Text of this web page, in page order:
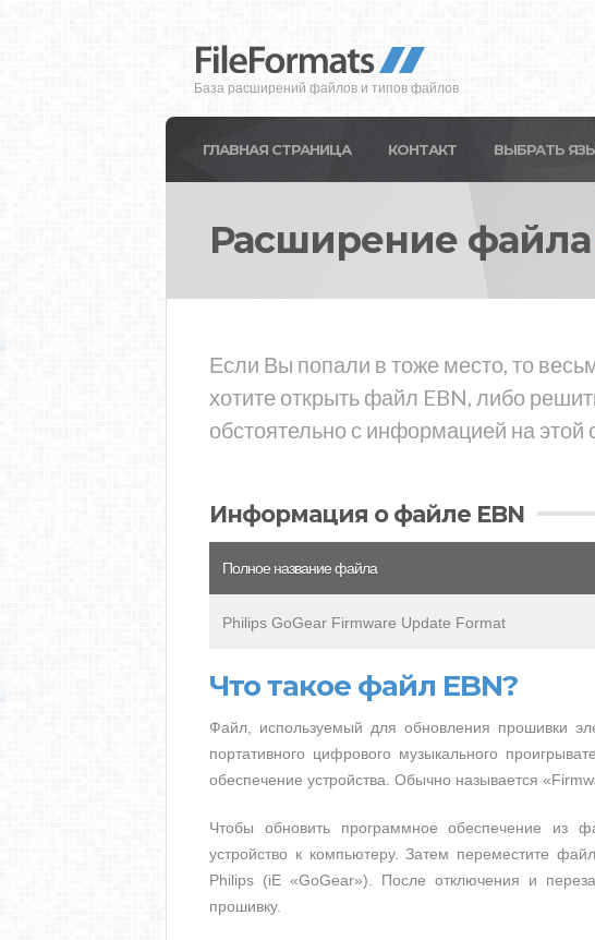
База расширений файлов и типов файлов
ГЛАВНАЯ СТРАНИЦА КОНТАКТ ВЫБРАТЬ
Расширение файла
Если Вы попали в тоже место, то
хотите открыть файл EBN, либо
обстоятельно с информацией на этой
Информация о файле EBN
Полное название файла
Philips GoGear Firmware Update Format
Что такое файл EBN?
Файл, используемый для обновления прошивки
портативного цифрового музыкального
обеспечение устройства. Обычно называется
Чтобы обновить программное обеспечение из
устройство к компьютеру. Затем переместите файл
Philips (iE «GoGear»). После отключения и
прошивку.